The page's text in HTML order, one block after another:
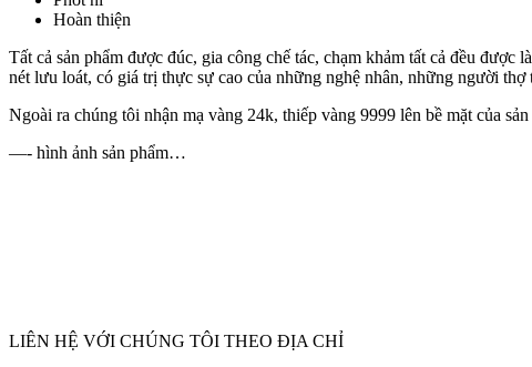
Hoàn thiện
Tất cả sản phẩm được đúc, gia công chế tác, chạm khảm tất cả đều được
nét lưu loát, có giá trị thực sự cao của những nghệ nhân, những người
Ngoài ra chúng tôi nhận mạ vàng 24k, thiếp vàng 9999 lên bề mặt của
—- hình ảnh sản phẩm…
LIÊN HỆ VỚI CHÚNG TÔI THEO ĐỊA CHỈ